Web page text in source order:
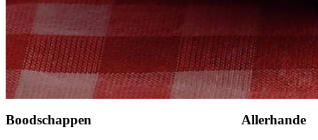
Boodschappen Allerhande